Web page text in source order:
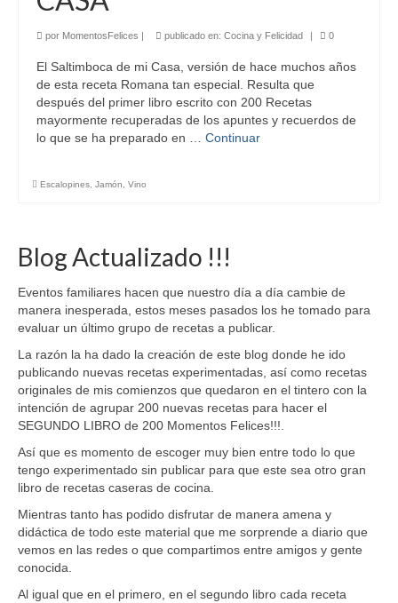
Contacto
por MomentosFelices publicado en: Cocina y Felicidad 0
El Saltimboca de mi Casa, versión de hace muchos años
de esta receta Romana tan especial. Resulta que
después del primer libro escrito con 200 Recetas
mayormente recuperadas de los apuntes y recuerdos de
lo que se ha preparado en … Continuar
Escalopines, Jamón, Vino
Blog Actualizado !!!
Eventos familiares hacen que nuestro día a día cambie de
manera inesperada, estos meses pasados los he tomado para
evaluar un último grupo de recetas a publicar.
La razón la ha dado la creación de este blog donde he ido
publicando nuevas recetas experimentadas, así como recetas
originales de mis comienzos que quedaron en el tintero con la
intención de agrupar 200 nuevas recetas para hacer el
SEGUNDO LIBRO de 200 Momentos Felices!!!.
Así que es momento de escoger muy bien entre todo lo que
tengo experimentado sin publicar para que este sea otro gran
libro de recetas caseras de cocina.
Mientras tanto has podido disfrutar de manera amena y
didáctica de todo este material que me sorprende a diario que
vemos en las redes o que compartimos entre amigos y gente
conocida.
Al igual que en el primero, en el segundo libro cada receta